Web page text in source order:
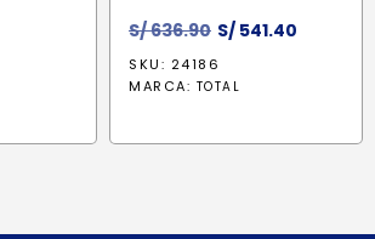
S/636.90 El
original
S/ 541.40
SKU: 24186
MARCA: TOTAL